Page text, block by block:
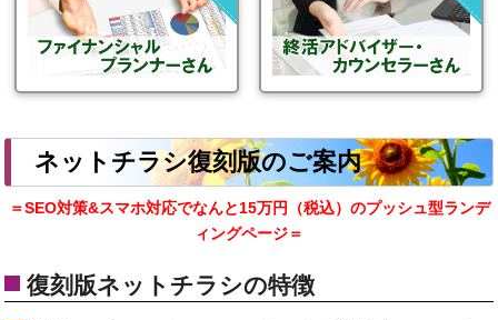
ネットチラシ復刻版のご案内
＝SEO対策&スマホ対応でなんと15万円（税込）のプッシュ型ランデ
ィングページ＝
復刻版ネットチラシの特徴